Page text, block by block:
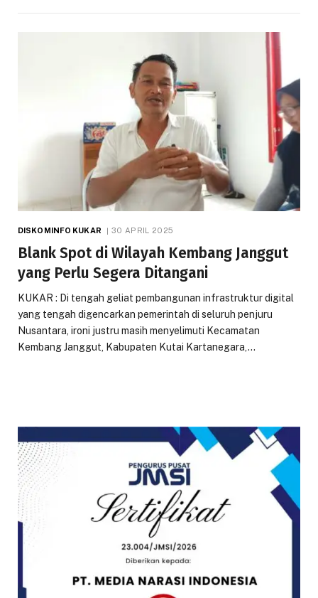
DISKOMINFO KUKAR 30 APRIL 2025
Blank Spot di Wilayah Kembang Janggut
yang Perlu Segera Ditangani
KUKAR : Di tengah geliat pembangunan infrastruktur digital
yang tengah digencarkan pemerintah di seluruh penjuru
Nusantara, ironi justru masih menyelimuti Kecamatan
Kembang Janggut, Kabupaten Kutai Kartanegara,…